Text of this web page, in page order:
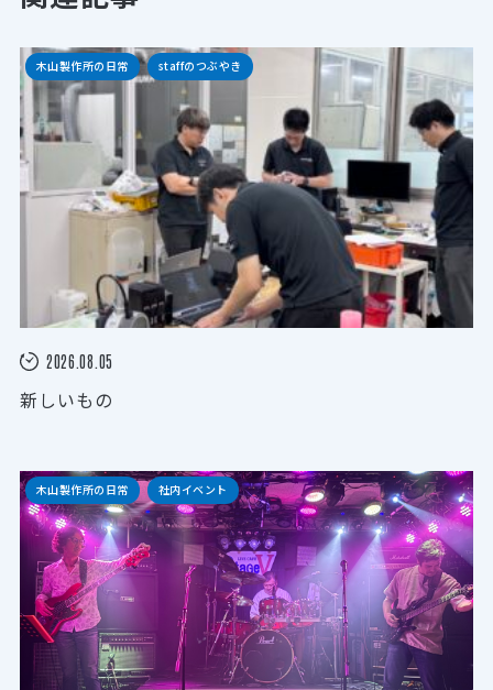
2026.08.05
新しいもの
木山製作所の日常 staffのつぶやき
木山製作所の日常 社内イベント